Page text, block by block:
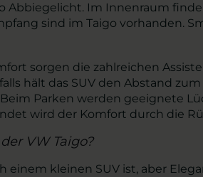
Abbiegelicht. Im Innenraum
sind im Taigo vorhanden.
sorgen die zahlreichen
hält das SUV den Abstand
Parken werden geeignete
wird der Komfort durch die
VW Taigo?
einem kleinen SUV ist, aber